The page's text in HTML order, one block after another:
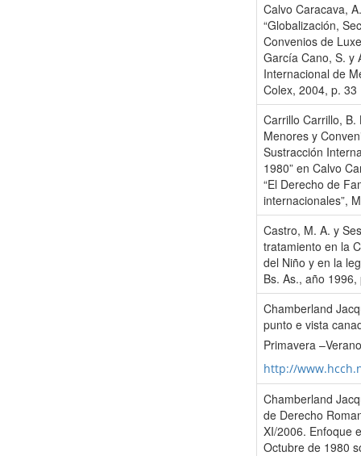
Calvo Caracava,
“Globalización,
Convenios de
García Cano, S. y
Internacional de
Colex, 2004, p. 33
Carrillo Carrillo, B.
Menores y
Sustracción
1980” en Calvo
“El Derecho de
internacionales”,
Castro, M. A. y
tratamiento en la
del Niño y en la
Bs. As., año
Chamberland
punto e vista
Primavera
http://
Chamberland
de Derecho
XI/2006. Enfoque
Octubre de 1980